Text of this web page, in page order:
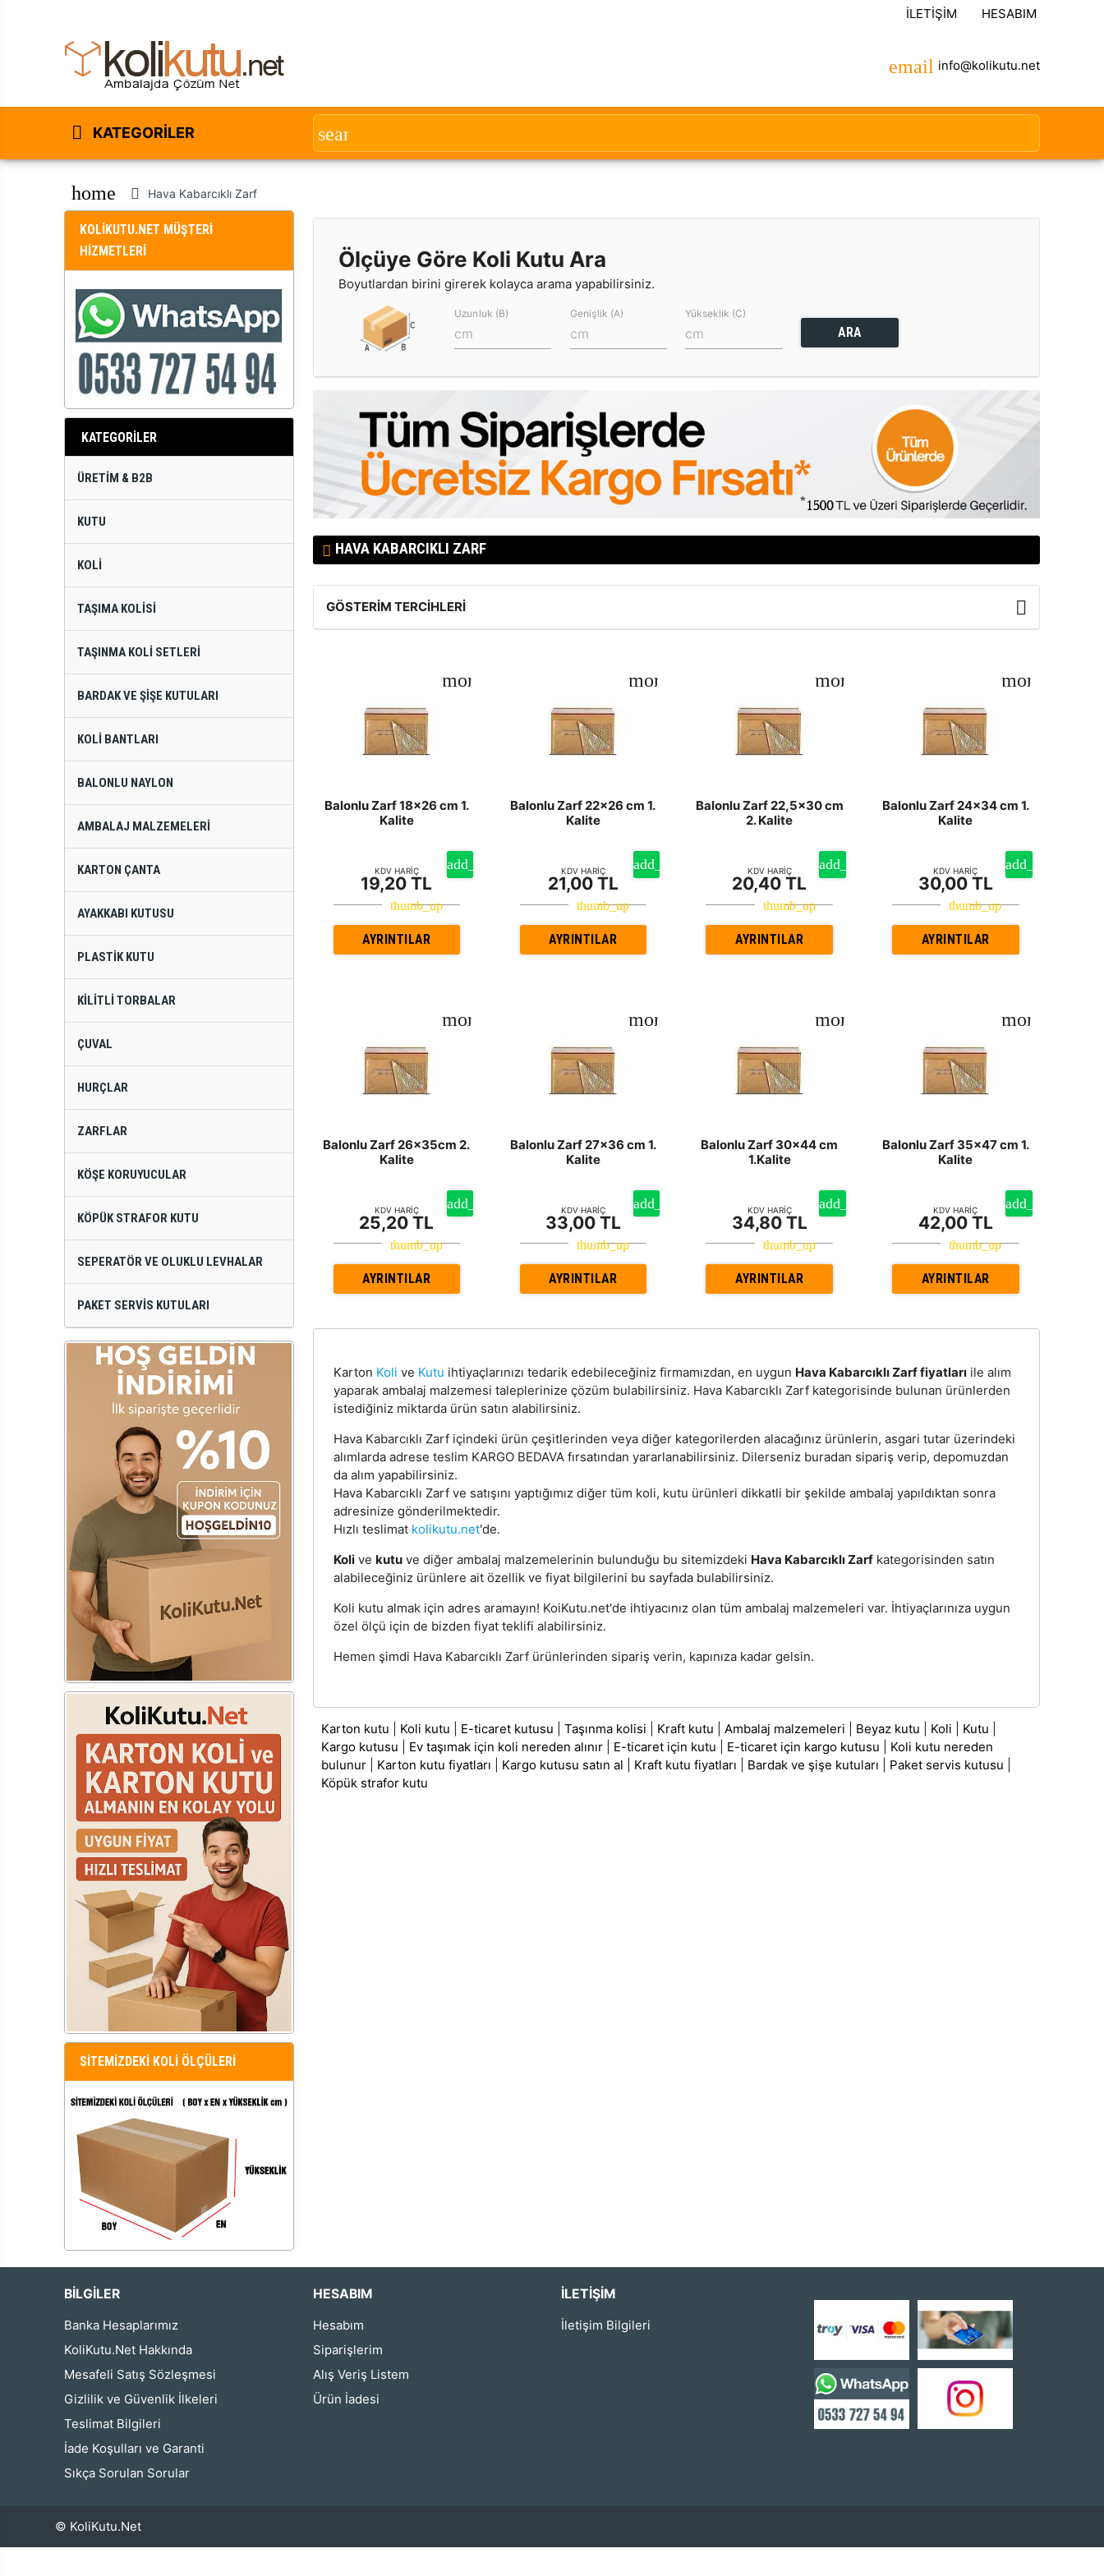
İLETIŞIM HESABIM
info@kolikutu.net
KATEGORILER
home Hava Kabarcıklı Zarf
KOLİKUTU.NET MÜŞTERİ
HİZMETLERİ
KATEGORİLER
ÜRETIM & B2B
KUTU
KOLI
TAŞIMA KOLISI
TAŞINMA KOLI SETLERI
BARDAK VE ŞIŞE KUTULARI
KOLI BANTLARI
BALONLU NAYLON
AMBALAJ MALZEMELERI
KARTON ÇANTA
AYAKKABI KUTUSU
PLASTIK KUTU
KILITLI TORBALAR
ÇUVAL
HURÇLAR
ZARFLAR
KÖŞE KORUYUCULAR
KÖPÜK STRAFOR KUTU
SEPERATÖR VE OLUKLU LEVHALAR
PAKET SERVIS KUTULARI
SİTEMİZDEKİ KOLİ ÖLÇÜLERİ
Ölçüye Göre Koli Kutu Ara
Boyutlardan birini girerek kolayca arama yapabilirsiniz.
Uzunluk (B) Genişlik (A) Yükseklik (C)
ARA
HAVA KABARCIKLI ZARF
GÖSTERIM TERCIHLERI
Balonlu Zarf 18x26 cm 1.
Kalite
KDV HARİÇ
19,20 TL
AYRINTILAR
Balonlu Zarf 22x26 cm 1.
Kalite
KDV HARİÇ
21,00 TL
AYRINTILAR
Balonlu Zarf 22,5x30 cm
2. Kalite
KDV HARİÇ
20,40 TL
AYRINTILAR
Balonlu Zarf 24x34 cm 1.
Kalite
KDV HARİÇ
30,00 TL
AYRINTILAR
Balonlu Zarf 26x35cm 2.
Kalite
KDV HARİÇ
25,20 TL
AYRINTILAR
Balonlu Zarf 27x36 cm 1.
Kalite
KDV HARİÇ
33,00 TL
AYRINTILAR
Balonlu Zarf 30x44 cm
1.Kalite
KDV HARİÇ
34,80 TL
AYRINTILAR
Balonlu Zarf 35x47 cm 1.
Kalite
KDV HARİÇ
42,00 TL
AYRINTILAR
Karton Koli ve Kutu ihtiyaçlarınızı tedarik edebileceğiniz firmamızdan, en uygun Hava Kabarcıklı Zarf fiyatlarıile alım
yaparak ambalaj malzemesi taleplerinize çözüm bulabilirsiniz. Hava Kabarcıklı Zarf kategorisinde bulunan ürünlerden
istediğiniz miktarda ürün satın alabilirsiniz.
Hava Kabarcıklı Zarf içindeki ürün çeşitlerinden veya diğer kategorilerden alacağınız ürünlerin, asgari tutar üzerindeki
alımlarda adrese teslim KARGO BEDAVA fırsatından yararlanabilirsiniz. Dilerseniz buradan sipariş verip, depomuzdan
da alım yapabilirsiniz.
Hava Kabarcıklı Zarf ve satışını yaptığımız diğer tüm koli, kutu ürünleri dikkatli bir şekilde ambalaj yapıldıktan sonra
adresinize gönderilmektedir.
Hızlı teslimat kolikutu.net'de.
Kolive kutuve diğer ambalaj malzemelerinin bulunduğu bu sitemizdeki Hava Kabarcıklı Zarfkategorisinden satın
alabileceğiniz ürünlere ait özellik ve fiyat bilgilerini bu sayfada bulabilirsiniz.
Koli kutu almak için adres aramayın! KoiKutu.net'de ihtiyacınız olan tüm ambalaj malzemeleri var. İhtiyaçlarınıza uygun
özel ölçü için de bizden fiyat teklifi alabilirsiniz.
Hemen şimdi Hava Kabarcıklı Zarf ürünlerinden sipariş verin, kapınıza kadar gelsin.
Karton kutu Koli kutu E-ticaret kutusu Taşınma kolisi Kraft kutu Ambalaj malzemeleri Beyaz kutu Koli Kutu
Kargo kutusu
Ev taşımak için koli nereden alınır| E-ticaret için kutu E-ticaret için kargo kutusu
Koli kutu nereden
bulunur| Karton kutu fiyatları Kargo kutusu satın al Kraft kutu fiyatları Bardak ve şişe kutuları Paket servis kutusu
Köpük strafor kutu
BİLGİLER
Banka Hesaplarımız
KoliKutu.Net Hakkında
Mesafeli Satış Sözleşmesi
Gizlilik ve Güvenlik İlkeleri
Teslimat Bilgileri
İade Koşulları ve Garanti
Sıkça Sorulan Sorular
HESABIM
Hesabım
Siparişlerim
Alış Veriş Listem
Ürün İadesi
İLETIŞIM
İletişim Bilgileri
© KoliKutu.Net